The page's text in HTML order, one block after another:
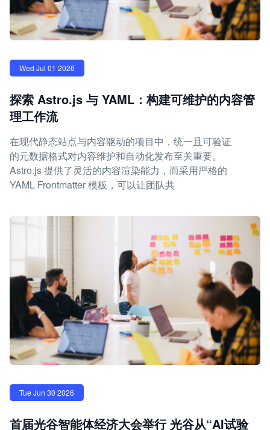
Wed Jul 01 2026
探索 Astro.js 与 YAML：构建可维护的内容管
理工作流
在现代静态站点与内容驱动的项目中，统一且可验证
的元数据格式对内容维护和自动化发布至关重要。
Astro.js 提供了灵活的内容渲染能力，而采用严格的
YAML Frontmatter 模板，可以让团队共
Tue Jun 30 2026
首届光谷智能体经济大会举行 光谷从“AI试验